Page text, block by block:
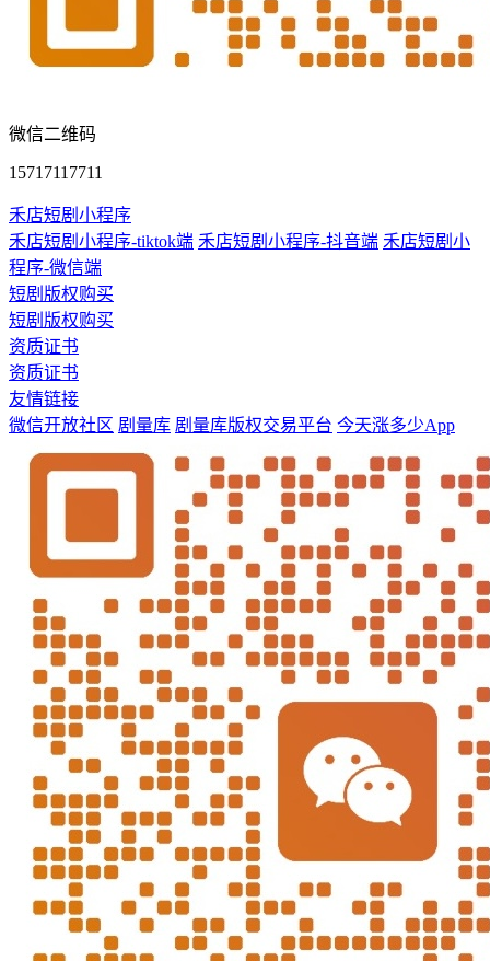
微信二维码
15717117711
禾店短剧小程序
禾店短剧小程序-tiktok端 禾店短剧小程序-抖音端 禾店短剧小
程序-微信端
短剧版权购买
短剧版权购买
资质证书
资质证书
友情链接
微信开放社区 剧量库 剧量库版权交易平台 今天涨多少App